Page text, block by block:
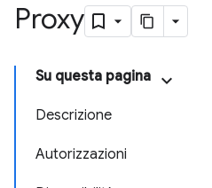
Proxy
Su questa pagina
Descrizione
Autorizzazioni